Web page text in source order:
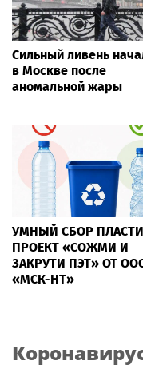
Сильный ливень
в Москве после
аномальной жары
УМНЫЙ СБОР
ПРОЕКТ «СОЖМИ И
ЗАКРУТИ ПЭТ» ОТ
«МСК-НТ»